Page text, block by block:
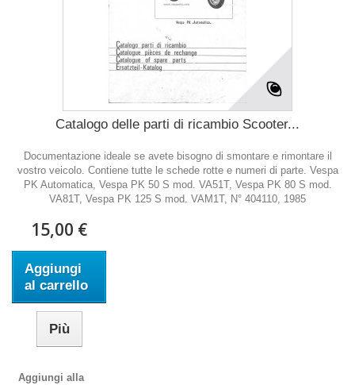
Catalogo delle parti di ricambio Scooter...
Documentazione ideale se avete bisogno di smontare e rimontare il
vostro veicolo. Contiene tutte le schede rotte e numeri di parte. Vespa
PK Automatica, Vespa PK 50 S mod. VA51T, Vespa PK 80 S mod.
VA81T, Vespa PK 125 S mod. VAM1T, N° 404110, 1985
15,00 €
Aggiungi
al carrello
Più
Aggiungi alla